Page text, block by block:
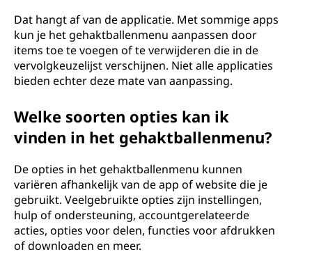
Dat hangt af van de applicatie. Met sommige apps
kun je het gehaktballenmenu aanpassen door
items toe te voegen of te verwijderen die in de
vervolgkeuzelijst verschijnen. Niet alle applicaties
bieden echter deze mate van aanpassing.
Welke soorten opties kan ik
vinden in het gehaktballenmenu?
De opties in het gehaktballenmenu kunnen
variëren afhankelijk van de app of website die je
gebruikt. Veelgebruikte opties zijn instellingen,
hulp of ondersteuning, accountgerelateerde
acties, opties voor delen, functies voor afdrukken
of downloaden en meer.